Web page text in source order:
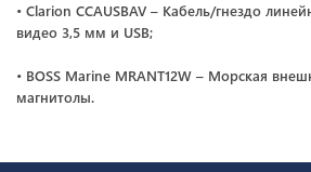
• Clarion CCAUSBAV – Кабель/гнездо
видео 3,5 мм и USB;
• BOSS Marine MRANT12W – Морская
магнитолы.